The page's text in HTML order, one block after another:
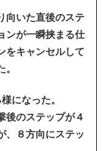
向いた直後のステ
ンが一瞬挟まる仕
をキャンセルして
になった。
後のステップが４
、８方向にステッ